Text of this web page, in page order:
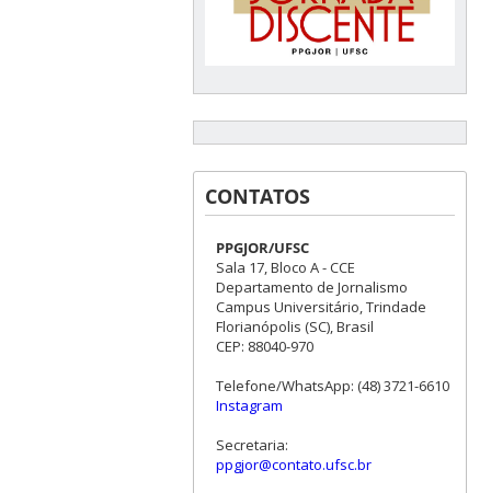
CONTATOS
PPGJOR/UFSC
Sala 17, Bloco A - CCE
Departamento de Jornalismo
Campus Universitário, Trindade
Florianópolis (SC), Brasil
CEP: 88040-970
Telefone/WhatsApp: (48) 3721-6610
Instagram
Secretaria:
ppgjor@contato.ufsc.br